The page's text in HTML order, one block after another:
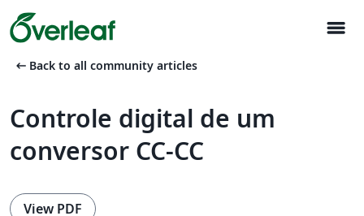
menu
arrow_left_alt Back to all community articles
Controle digital de um
conversor CC-CC
View PDF